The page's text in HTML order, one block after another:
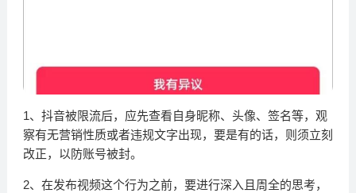
1、抖音被限流后，应先查看自身昵称、头像、签名等，观
察有无营销性质或者违规文字出现，要是有的话，则须立刻
改正，以防账号被封。
2、在发布视频这个行为之前，要进行深入且周全的思考，